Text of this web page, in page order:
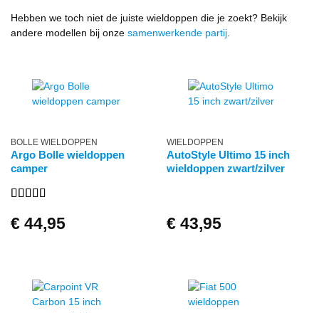
Hebben we toch niet de juiste wieldoppen die je zoekt? Bekijk
andere modellen bij onze samenwerkende partij.
BOLLE WIELDOPPEN
Argo Bolle wieldoppen
camper
4uit 5
€44,95
WIELDOPPEN
AutoStyle Ultimo 15 inch
wieldoppen zwart/zilver
€43,95